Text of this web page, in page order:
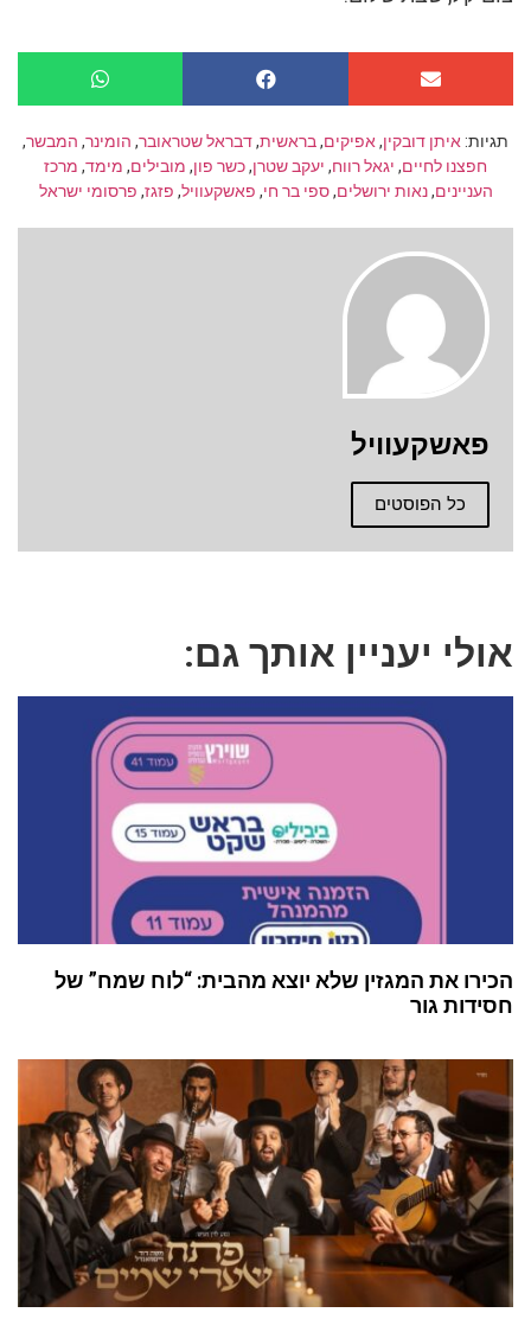
תגיות: איתן דובקין, אפיקים,בראשית,דבראל שטראובר, הומינר, המבשר,
חפצנו לחיים, יגאל רווח, יעקב שטרן,כשר פון, מובילים, מימד, מרכז
העניינים,נאות ירושלים,ספי בר חי, פאשקעוויל, פזגז, פרסומי ישראל
פאשקעוויל
כל הפוסטים
אולי יעניין אותך גם:
הכירו את המגזין שלא יוצא מהבית: “לוח שמח” של
חסידות גור